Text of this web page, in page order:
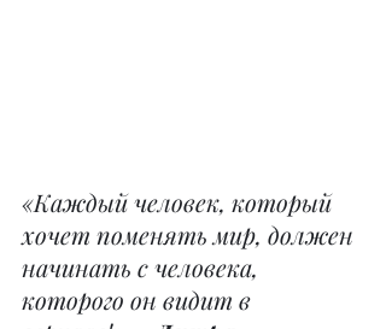
«Каждый человек, который
хочет поменять мир, должен
начинать с человека,
которого он видит в